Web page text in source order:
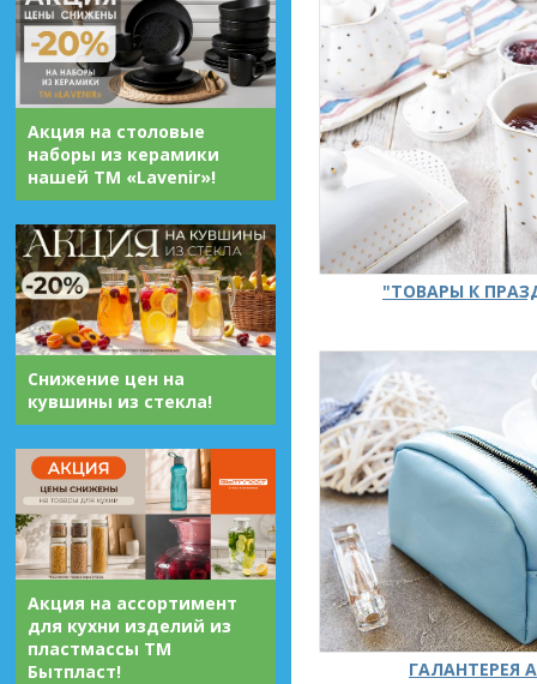
Акция на столовые
наборы из керамики
нашей ТМ «Lavenir»!
Снижение цен на
кувшины из стекла!
Акция на ассортимент
для кухни изделий из
пластмассы ТМ
Бытпласт!
"ТОВАРЫ К
ГАЛАНТЕРЕЯ